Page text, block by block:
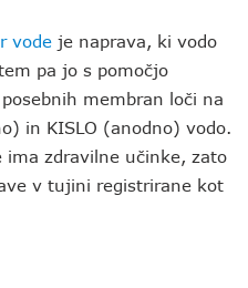
vode je naprava, ki vodo
pa jo s pomočjo
membran loči na
in KISLO (anodno) vodo.
ima zdravilne učinke, zato
v tujini registrirane kot